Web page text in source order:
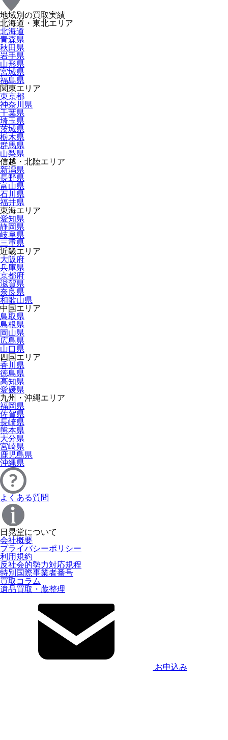
地域別の買取実績
北海道・東北エリア
北海道
青森県
秋田県
岩手県
山形県
宮城県
福島県
関東エリア
東京都
神奈川県
千葉県
埼玉県
茨城県
栃木県
群馬県
山梨県
信越・北陸エリア
新潟県
長野県
富山県
石川県
福井県
東海エリア
愛知県
静岡県
岐阜県
三重県
近畿エリア
大阪府
兵庫県
京都府
滋賀県
奈良県
和歌山県
中国エリア
鳥取県
島根県
岡山県
広島県
山口県
四国エリア
香川県
徳島県
高知県
愛媛県
九州・沖縄エリア
福岡県
佐賀県
長崎県
熊本県
大分県
宮崎県
鹿児島県
沖縄県
よくある質問
日晃堂について
会社概要
プライバシーポリシー
利用規約
反社会的勢力対応規程
特別国際事業者番号
買取コラム
遺品買取・蔵整理
お申込み